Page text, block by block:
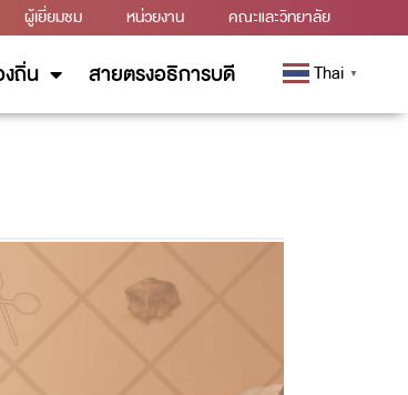
ผู้เยี่ยมชม หน่วยงาน คณะและวิทยาลัย
ถิ่น สายตรงอธิการบดี Thai ▼